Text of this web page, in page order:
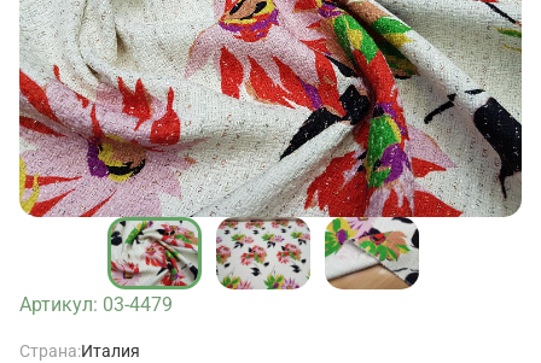
Артикул: 03-4479
Страна:Италия